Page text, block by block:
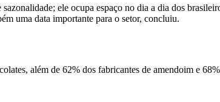
ele ocupa espaço no dia a dia dos
uma data importante para o setor, concluiu.
além de 62% dos fabricantes de amendoim e